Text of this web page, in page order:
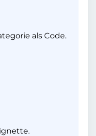
als Code.